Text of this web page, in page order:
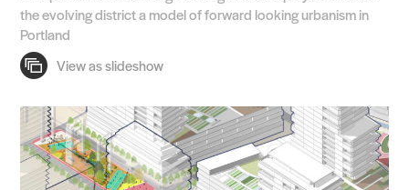
the evolving district a model of forward looking urbanism in
Portland